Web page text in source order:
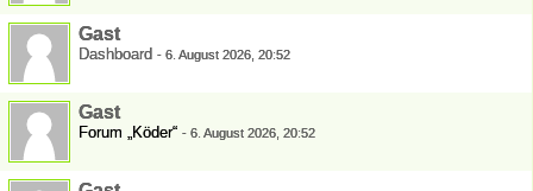
Gast
Dashboard - 6. August 2026, 20:52
Gast
Forum „Köder“ - 6. August 2026, 20:52